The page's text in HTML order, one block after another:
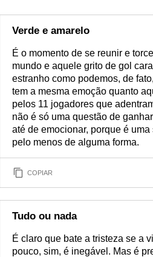
Verde e amarelo
É o momento de se reunir e
mundo e aquele grito de gol
estranho como podemos, de
tem a mesma emoção quanto
pelos 11 jogadores que
não é só uma questão de
até de emocionar, porque é
pelo menos de alguma forma.
COPIAR
Tudo ou nada
É claro que bate a tristeza se a
pouco, sim, é inegável. Mas é